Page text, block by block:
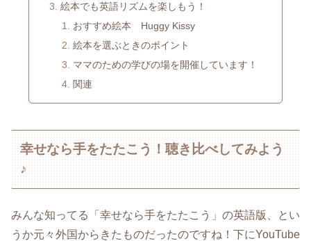
絵本でも英語リズムを楽しもう！
おすすめ絵本 Huggy Kissy
絵本を選ぶときのポイント
ママのための学びの場を開催しています！
関連
幸せなら手をたたこう！聴き比べしてみよう
♪
みんな知ってる「幸せなら手をたたこう」の英語版、とい
うか元々外国からきたものだったのですね！下にYouTube